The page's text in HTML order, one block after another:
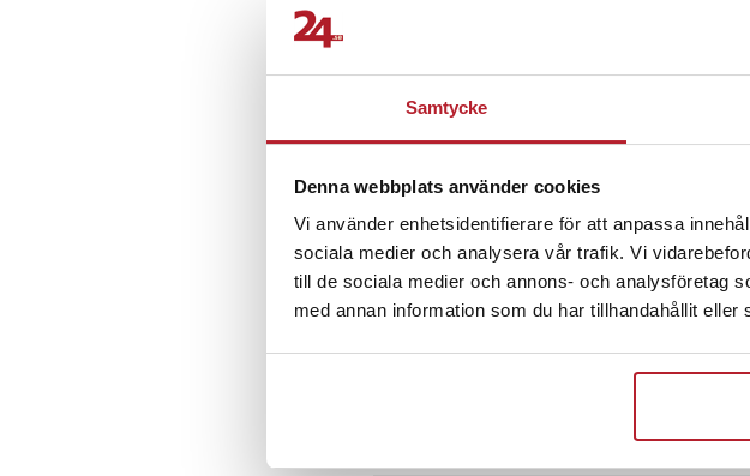
Samtycke
Denna webbplats använder cookies
Vi använder enhetsidentifierare för att anpassa
sociala medier och analysera vår trafik. Vi
till de sociala medier och annons- och analysföretag
med annan information som du har tillhandahållit
Baran•2 år sedan
Om du behöver pyttelite ljus på en liten
Förväntar du dig en rejäl
K Karl•2 år sedan
Bra kanske lite lätt på foten=(ostadig